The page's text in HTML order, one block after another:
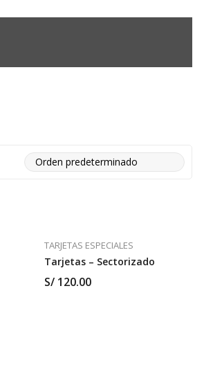
TARJETAS ESPECIALES
Tarjetas – Sectorizado
S/ 120.00